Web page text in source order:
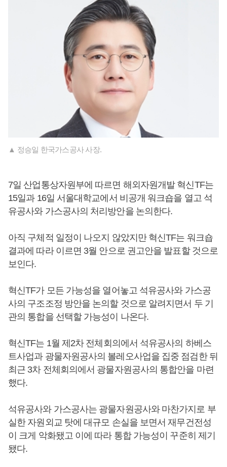
▲ 정승일 한국가스공사 사장.
7일 산업통상자원부에 따르면 해외자원개발 혁신TF는
15일과 16일 서울대학교에서 비공개 워크숍을 열고 석
유공사와 가스공사의 처리방안을 논의한다.
아직 구체적 일정이 나오지 않았지만 혁신TF는 워크숍
결과에 따라 이르면 3월 안으로 권고안을 발표할 것으로
보인다.
혁신TF가 모든 가능성을 열어놓고 석유공사와 가스공
사의 구조조정 방안을 논의할 것으로 알려지면서 두 기
관의 통합을 선택할 가능성이 나온다.
혁신TF는 1월 제2차 전체회의에서 석유공사의 하베스
트사업과 광물자원공사의 볼레오사업을 집중 점검한 뒤
최근 3차 전체회의에서 광물자원공사의 통합안을 마련
했다.
석유공사와 가스공사는 광물자원공사와 마찬가지로 부
실한 자원외교 탓에 대규모 손실을 보면서 재무건전성
이 크게 악화됐고 이에 따라 통합 가능성이 꾸준히 제기
됐다.